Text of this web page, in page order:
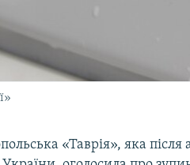
«Таврія», яка